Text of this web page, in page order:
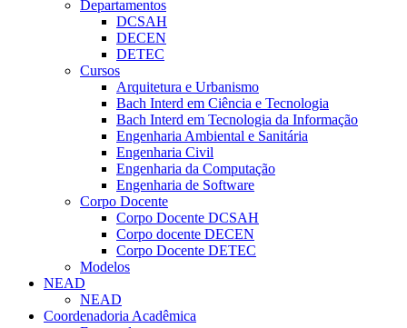
Departamentos
DCSAH
DECEN
DETEC
Cursos
Arquitetura e Urbanismo
Bach Interd em Ciência e Tecnologia
Bach Interd em Tecnologia da Informação
Engenharia Ambiental e Sanitária
Engenharia Civil
Engenharia da Computação
Engenharia de Software
Corpo Docente
Corpo Docente DCSAH
Corpo docente DECEN
Corpo Docente DETEC
Modelos
NEAD
NEAD
Coordenadoria Acadêmica